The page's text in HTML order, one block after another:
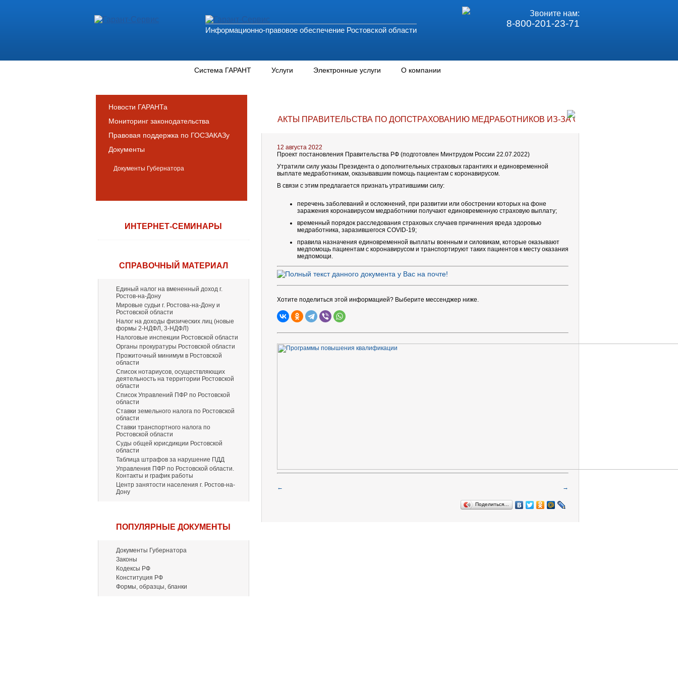
Информационно-правовое обеспечение Ростовской области
Звоните нам:
8-800-201-23-71
Система ГАРАНТ Услуги Электронные услуги О компании
Новости ГАРАНТа
Мониторинг законодательства
Правовая поддержка по ГОСЗАКАЗу
Документы
Документы Губернатора
ИНТЕРНЕТ-СЕМИНАРЫ
СПРАВОЧНЫЙ МАТЕРИАЛ
Единый налог на вмененный доход г.
Ростов-на-Дону
Мировые судьи г. Ростова-на-Дону и
Ростовской области
Налог на доходы физических лиц (новые
формы 2-НДФЛ, 3-НДФЛ)
Налоговые инспекции Ростовской области
Органы прокуратуры Ростовской области
Прожиточный минимум в Ростовской
области
Список нотариусов, осуществляющих
деятельность на территории Ростовской
области
Список Управлений ПФР по Ростовской
области
Ставки земельного налога по Ростовской
области
Ставки транспортного налога по
Ростовской области
Суды общей юрисдикции Ростовской
области
Таблица штрафов за нарушение ПДД
Управления ПФР по Ростовской области.
Контакты и график работы
Центр занятости населения г. Ростов-на-
Дону
ПОПУЛЯРНЫЕ ДОКУМЕНТЫ
Документы Губернатора
Законы
Кодексы РФ
Конституция РФ
Формы, образцы, бланки
АКТЫ ПРАВИТЕЛЬСТВА ПО ДОПСТРАХОВАНИЮ МЕДРАБОТНИКОВ ИЗ-ЗА COVID-19 УТРАТЯТ СИЛУ
12 августа 2022
Проект постановления Правительства РФ (подготовлен Минтрудом России 22.07.2022)
Утратили силу указы Президента о дополнительных страховых гарантиях и единовременной
выплате медработникам, оказывавшим помощь пациентам с коронавирусом.
В связи с этим предлагается признать утратившими силу:
перечень заболеваний и осложнений, при развитии или обострении которых на фоне
заражения коронавирусом медработники получают единовременную страховую выплату;
временный порядок расследования страховых случаев причинения вреда здоровью
медработника, заразившегося COVID-19;
правила назначения единовременной выплаты военным и силовикам, которые оказывают
медпомощь пациентам с коронавирусом и транспортируют таких пациентов к месту оказания
медпомощи.
Хотите поделиться этой информацией? Выберите мессенджер ниже.
← →
Поделиться…